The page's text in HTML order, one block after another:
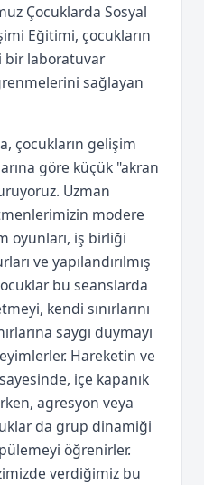
Çocuklarda Sosyal
Eğitimi, çocukların
bir laboratuvar
sağlayan
çocukların gelişim
göre küçük "akran
Uzman
modere
oyunları, iş birliği
ve yapılandırılmış
bu seanslarda
kendi sınırlarını
saygı duymayı
Hareketin ve
içe kapanık
agresyon veya
da grup dinamiği
öğrenirler.
verdiğimiz bu